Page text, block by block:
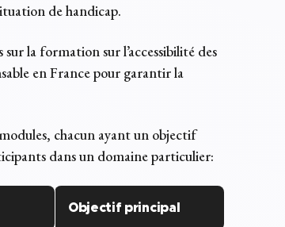
de handicap.
la formation sur l’accessibilité des
en France pour garantir la
chacun ayant un objectif
dans un domaine particulier:
Objectif principal